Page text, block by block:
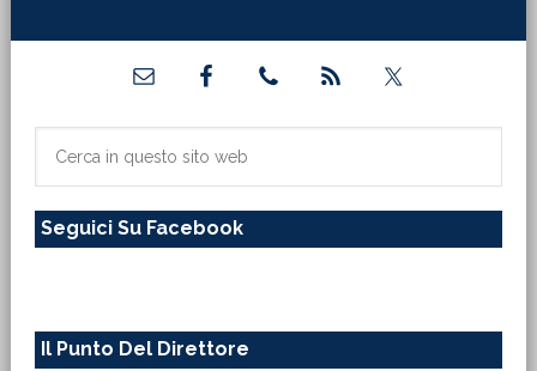
primaria
sito
Seguici Su Facebook
Il Punto Del Direttore